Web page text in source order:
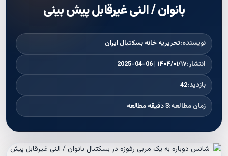
بانوان / النی غیرقابل پیش بینی
نویسنده:تحریریه خانه بسکتبال ایران
انتشار:۱۴۰۴/۰۱/۱۷ | 2025-04-06
بازدید:42
زمان مطالعه:3 دقیقه مطالعه